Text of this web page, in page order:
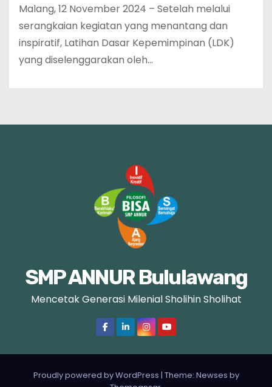
Malang, 12 November 2024 – Setelah melalui
serangkaian kegiatan yang menantang dan
inspiratif, Latihan Dasar Kepemimpinan (LDK)
yang diselenggarakan oleh…
SMP ANNUR Bululawang
Mencetak Generasi Milenial Sholihin Sholihat
Proudly powered by WordPress | Theme: Newses by